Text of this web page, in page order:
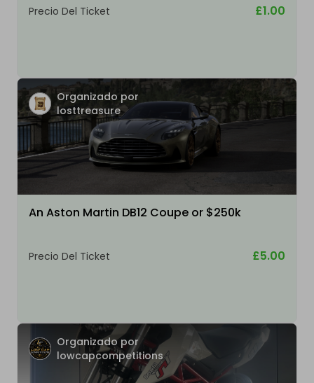
Precio Del Ticket £1.00
Organizado por
losttreasure
An Aston Martin DB12 Coupe or $250k
Precio Del Ticket £5.00
Organizado por
lowcapcompetitions